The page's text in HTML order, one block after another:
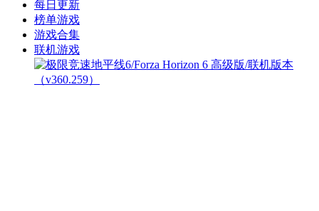
每日更新
榜单游戏
游戏合集
联机游戏